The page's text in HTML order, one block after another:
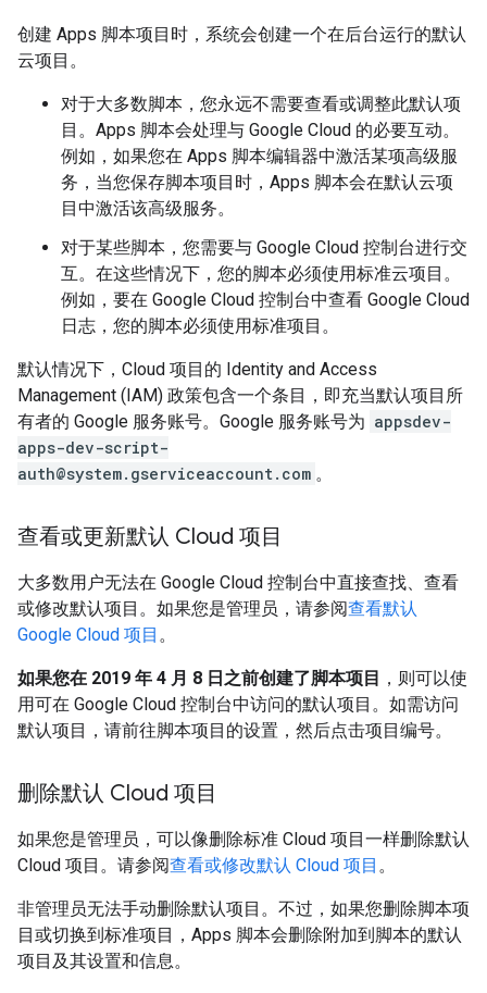
创建 Apps 脚本项目时，系统会创建一个在后台运行的默认
云项目。
对于大多数脚本，您永远不需要查看或调整此默认项
目。Apps 脚本会处理与 Google Cloud 的必要互动。
例如，如果您在 Apps 脚本编辑器中激活某项高级服
务，当您保存脚本项目时，Apps 脚本会在默认云项
目中激活该高级服务。
对于某些脚本，您需要与 Google Cloud 控制台进行交
互。在这些情况下，您的脚本必须使用标准云项目。
例如，要在 Google Cloud 控制台中查看 Google Cloud
日志，您的脚本必须使用标准项目。
默认情况下，Cloud 项目的 Identity and Access
Management (IAM) 政策包含一个条目，即充当默认项目所
有者的 Google 服务账号。Google 服务账号为 appsdev-
apps-dev-script-
auth@system.gserviceaccount.com 。
查看或更新默认 Cloud 项目
大多数用户无法在 Google Cloud 控制台中直接查找、查看
或修改默认项目。如果您是管理员，请参阅查看默认
Google Cloud 项目 。
如果您在 2019 年 4 月 8 日之前创建了脚本项目 ，则可以使
用可在 Google Cloud 控制台中访问的默认项目。如需访问
默认项目，请前往脚本项目的设置，然后点击项目编号。
删除默认 Cloud 项目
如果您是管理员，可以像删除标准 Cloud 项目一样删除默认
Cloud 项目。请参阅查看或修改默认 Cloud 项目 。
非管理员无法手动删除默认项目。不过，如果您删除脚本项
目或切换到标准项目，Apps 脚本会删除附加到脚本的默认
项目及其设置和信息。